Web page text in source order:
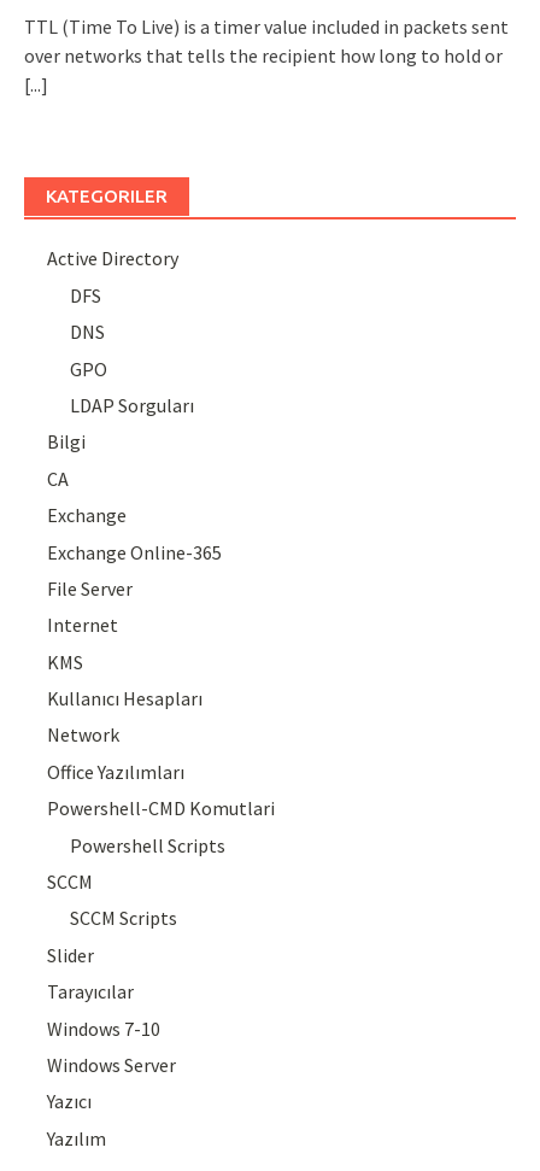
TTL (Time To Live) is a timer value included in packets sent
over networks that tells the recipient how long to hold or
[...]
KATEGORILER
Active Directory
DFS
DNS
GPO
LDAP Sorguları
Bilgi
CA
Exchange
Exchange Online-365
File Server
Internet
KMS
Kullanıcı Hesapları
Network
Office Yazılımları
Powershell-CMD Komutlari
Powershell Scripts
SCCM
SCCM Scripts
Slider
Tarayıcılar
Windows 7-10
Windows Server
Yazıcı
Yazılım